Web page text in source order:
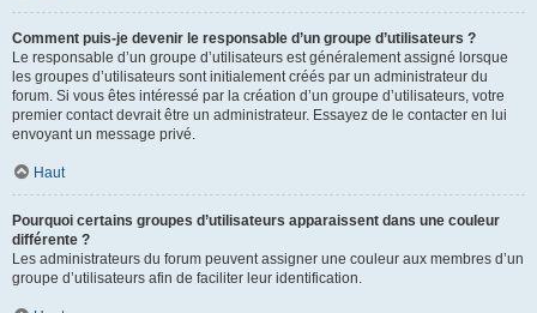
Comment puis-je devenir le responsable d’un groupe d’utilisateurs ?
Le responsable d’un groupe d’utilisateurs est généralement assigné lorsque
les groupes d’utilisateurs sont initialement créés par un administrateur du
forum. Si vous êtes intéressé par la création d’un groupe d’utilisateurs, votre
premier contact devrait être un administrateur. Essayez de le contacter en lui
envoyant un message privé.
Haut
Pourquoi certains groupes d’utilisateurs apparaissent dans une couleur
différente ?
Les administrateurs du forum peuvent assigner une couleur aux membres d’un
groupe d’utilisateurs afin de faciliter leur identification.